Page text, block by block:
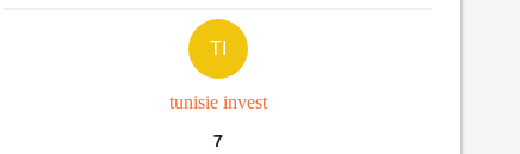
TI
tunisie invest
7